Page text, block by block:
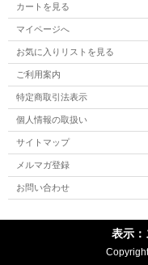
カートを見る
マイページへ
お気に入りリストを見る
ご利用案内
特定商取引法表示
個人情報の取扱い
サイトマップ
メルマガ登録
お問い合わせ
表示：